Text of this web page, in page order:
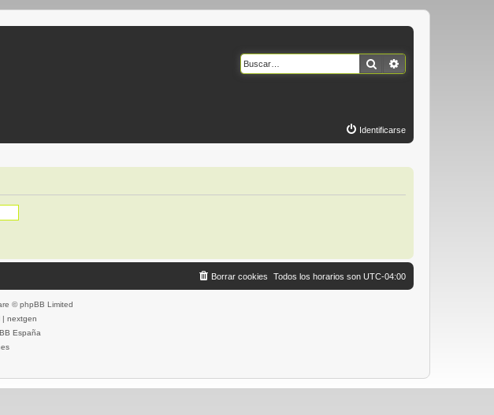
Buscar
Identificarse
Todos los horarios son UTC-04:00
Borrar cookies
© phpBB Limited
| nextgen
España